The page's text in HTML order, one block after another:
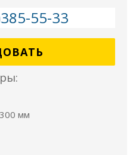
55-33
мм